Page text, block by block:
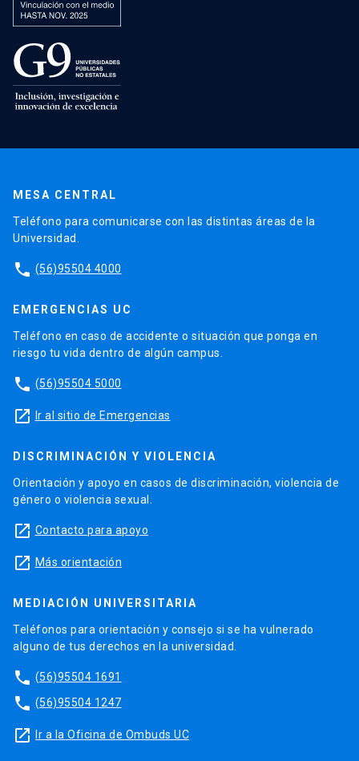
MESA CENTRAL
Teléfono para comunicarse con las distintas áreas de la
Universidad.
phone (56)95504 4000
EMERGENCIAS UC
Teléfono en caso de accidente o situación que ponga en
riesgo tu vida dentro de algún campus.
phone (56)95504 5000
launch Ir al sitio de Emergencias
DISCRIMINACIÓN Y VIOLENCIA
Orientación y apoyo en casos de discriminación, violencia de
género o violencia sexual.
launch Contacto para apoyo
launch Más orientación
MEDIACIÓN UNIVERSITARIA
Teléfonos para orientación y consejo si se ha vulnerado
alguno de tus derechos en la universidad.
phone (56)95504 1691
phone (56)95504 1247
launch Ir a la Oficina de Ombuds UC